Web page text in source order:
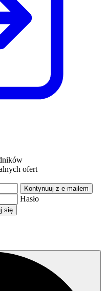
ofert
Kontynuuj z e-mailem
Hasło
się